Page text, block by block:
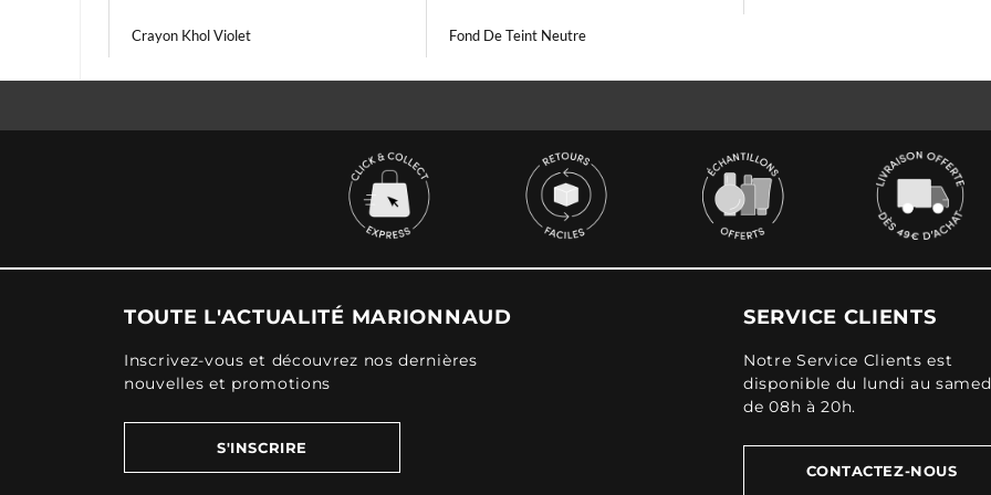
Crayon Khol Violet Fond De Teint Neutre
TOUTE L'ACTUALITÉ MARIONNAUD
Inscrivez-vous et découvrez nos dernières
nouvelles et promotions
S'INSCRIRE
SERVICE CLIENTS
Notre Service Clients est
disponible du lundi au
de 08h à 20h.
CONTACTEZ-NOUS